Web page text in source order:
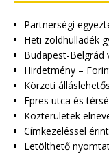
Partnerségi
Heti zöldhulladék
Budapest-Belgrád
Hirdetmény –
Körzeti
Epres utca és
Közterületek
Címkezeléssel
Letölthető